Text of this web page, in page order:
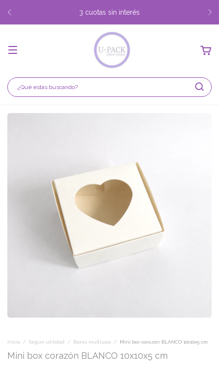
3 cuotas sin interés
Inicio / Según utilidad / Boxes multiusos / Mini box corazón BLANCO 10x10x5 cm
Mini box corazón BLANCO 10x10x5 cm